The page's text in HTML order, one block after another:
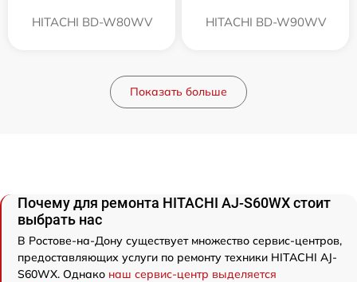
HITACHI BD-W80WV HITACHI BD-W90WV
Показать больше
Почему для ремонта HITACHI AJ-S60WX стоит
выбрать нас
В Ростове-на-Дону существует множество сервис-центров,
предоставляющих услуги по ремонту техники HITACHI AJ-
S60WX. Однако наш сервис-центр выделяется